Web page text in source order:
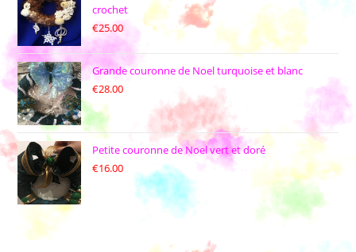
crochet
€25.00
Grande couronne de Noel turquoise et blanc
€28.00
Petite couronne de Noel vert et doré
€16.00